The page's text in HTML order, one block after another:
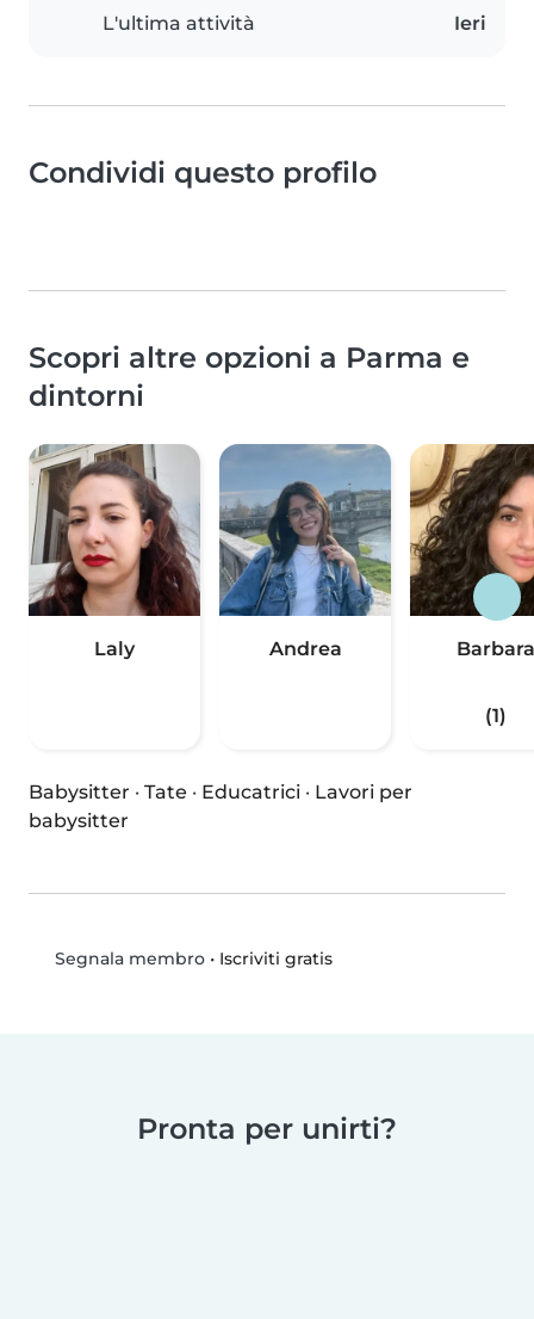
L'ultima attività Ieri
Condividi questo profilo
Scopri altre opzioni a Parma e
dintorni
Laly Andrea Barbara
(1)
Babysitter · Tate · Educatrici · Lavori per
babysitter
Segnala membro• Iscriviti gratis
Pronta per unirti?